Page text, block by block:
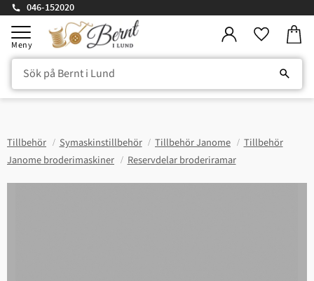
Meny
046-152020
Tillbehör Symaskinstillbehör Tillbehör Janome
Tillbehör
Janome broderimaskiner
Reservdelar broderiramar